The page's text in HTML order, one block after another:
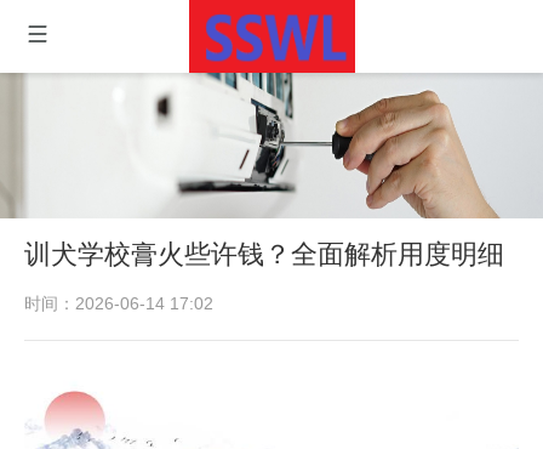
训犬学校膏火些许钱？全面解析用度明细
时间：2026-06-14 17:02